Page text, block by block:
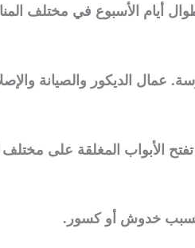
أيام الأسبوع في مختلف
عمال الديكور والصيانة
تفتح الأبواب المغلقة على مختلف
تسبب خدوش أو كسور.